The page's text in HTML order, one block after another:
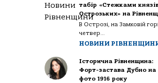
табір «Стежками
Острозьких» на
В Острозі, на Замковій
четвер...
НОВИНИ
Історична Рівненщина:
Форт-застава Дубно на
фото 1916 року